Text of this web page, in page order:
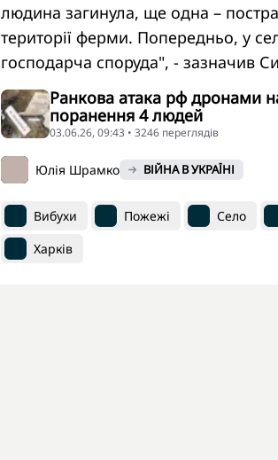
людина загинула, ще одна –
території ферми. Попередньо, у
господарча споруда", - зазначив
Ранкова атака рф дронами
поранення 4 людей
03.06.26, 09:43 • 3246 переглядiв
Юлія Шрамко ВІЙНА В УКРАЇНІ
Вибухи Пожежі Село
Харків